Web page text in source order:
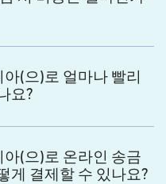
(으)로 얼마나 빨리
요?
(으)로 온라인 송금
게 결제할 수 있나요?